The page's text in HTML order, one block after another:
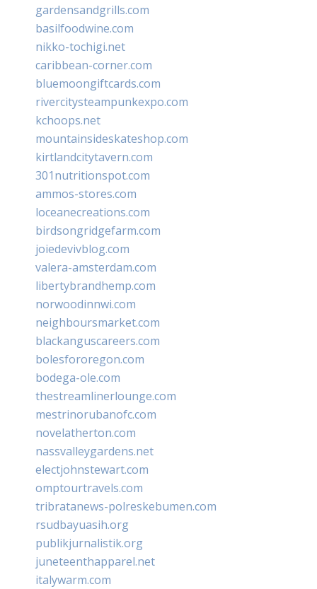
gardensandgrills.com
basilfoodwine.com
nikko-tochigi.net
caribbean-corner.com
bluemoongiftcards.com
rivercitysteampunkexpo.com
kchoops.net
mountainsideskateshop.com
kirtlandcitytavern.com
301nutritionspot.com
ammos-stores.com
loceanecreations.com
birdsongridgefarm.com
joiedevivblog.com
valera-amsterdam.com
libertybrandhemp.com
norwoodinnwi.com
neighboursmarket.com
blackanguscareers.com
bolesfororegon.com
bodega-ole.com
thestreamlinerlounge.com
mestrinorubanofc.com
novelatherton.com
nassvalleygardens.net
electjohnstewart.com
omptourtravels.com
tribratanews-polreskebumen.com
rsudbayuasih.org
publikjurnalistik.org
juneteenthapparel.net
italywarm.com